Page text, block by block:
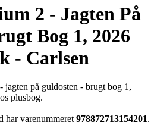
2 - Jagten På
Bog 1, 2026
- Carlsen
på guldosten - brugt bog 1,
plusbog.
har varenummeret 978872713154201.